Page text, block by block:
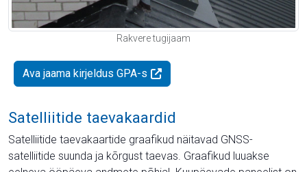
Rakvere tugijaam
Ava jaama kirjeldus GPA-s
Satelliitide taevakaardid
Satelliitide taevakaartide graafikud näitavad GNSS-
satelliitide suunda ja kõrgust taevas. Graafikud luuakse